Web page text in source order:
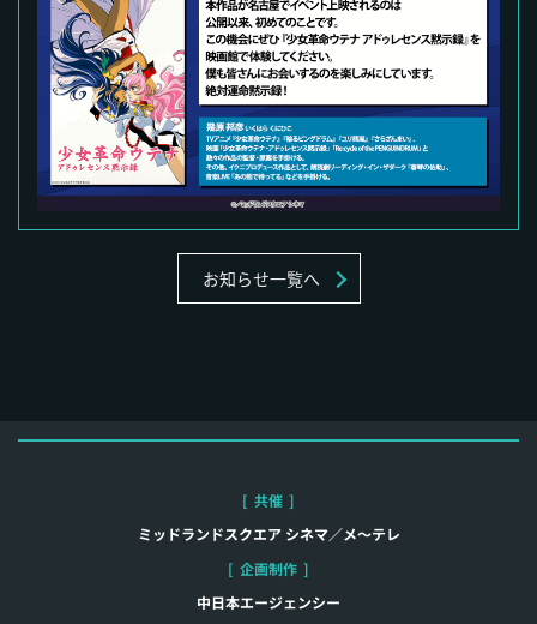
お知らせ一覧へ
[ 共催 ]
ミッドランドスクエア シネマ／メ～テレ
[ 企画制作 ]
中日本エージェンシー